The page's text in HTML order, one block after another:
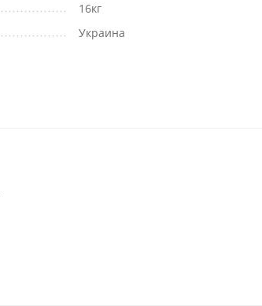
16кг
Украина